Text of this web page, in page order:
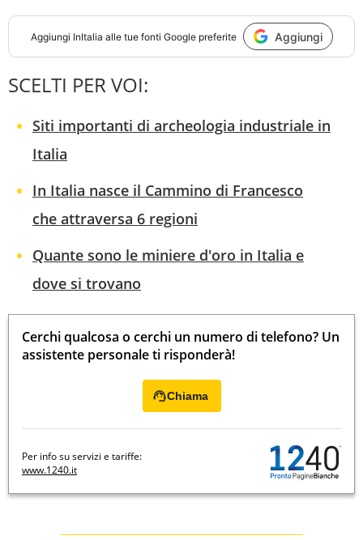
Aggiungi InItalia alle tue fonti Google preferite Aggiungi
SCELTI PER VOI:
Siti importanti di archeologia industriale in
Italia
In Italia nasce il Cammino di Francesco
che attraversa 6 regioni
Quante sono le miniere d'oro in Italia e
dove si trovano
Cerchi qualcosa o cerchi un numero di telefono? Un
assistente personale ti risponderà!
Chiama
Per info su servizi e tariffe:
www.1240.it